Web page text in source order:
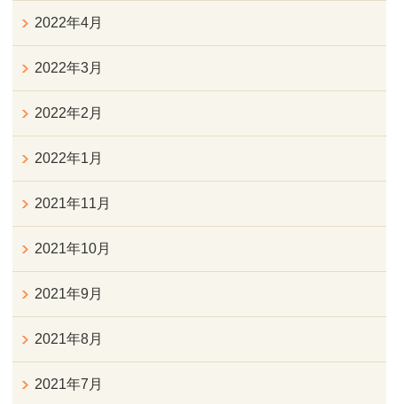
2022年4月
2022年3月
2022年2月
2022年1月
2021年11月
2021年10月
2021年9月
2021年8月
2021年7月